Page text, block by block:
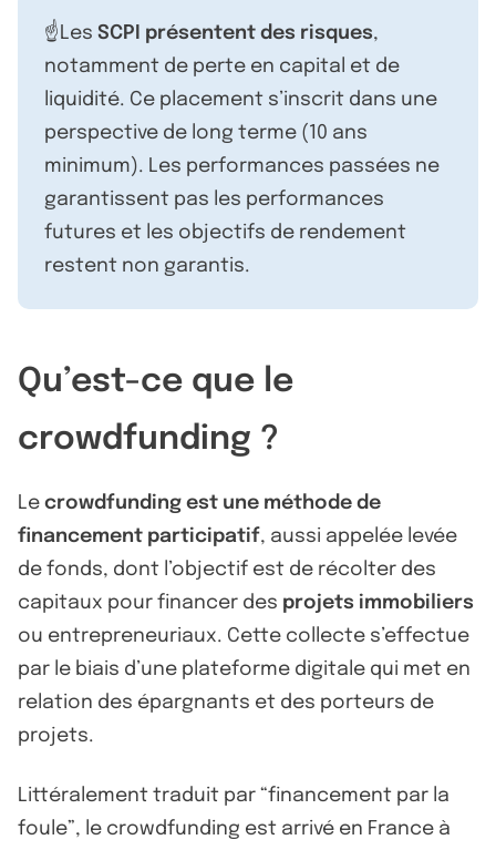
☝️Les SCPI présentent des risques,
notamment de perte en capital et de
liquidité. Ce placement s’inscrit dans une
perspective de long terme (10 ans
minimum). Les performances passées ne
garantissent pas les performances
futures et les objectifs de rendement
restent non garantis.
Qu’est-ce que le
crowdfunding ?
Le crowdfunding est une méthode de
financement participatif, aussi appelée levée
de fonds, dont l’objectif est de récolter des
capitaux pour financer des projets immobiliers
ou entrepreneuriaux. Cette collecte s’effectue
par le biais d’une plateforme digitale qui met en
relation des épargnants et des porteurs de
projets.
Littéralement traduit par “financement par la
foule”, le crowdfunding est arrivé en France à